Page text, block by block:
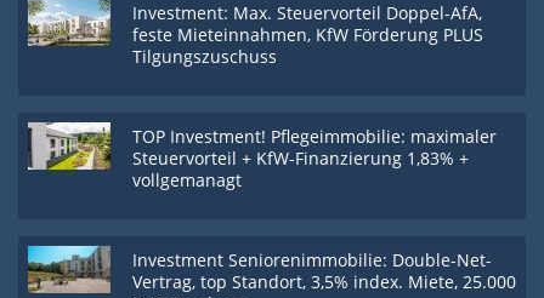
Investment: Max. Steuervorteil Doppel-AfA,
feste Mieteinnahmen, KfW Förderung PLUS
Tilgungszuschuss
TOP Investment! Pflegeimmobilie: maximaler
Steuervorteil + KfW-Finanzierung 1,83% +
vollgemanagt
Investment Seniorenimmobilie: Double-Net-
Vertrag, top Standort, 3,5% index. Miete, 25.000